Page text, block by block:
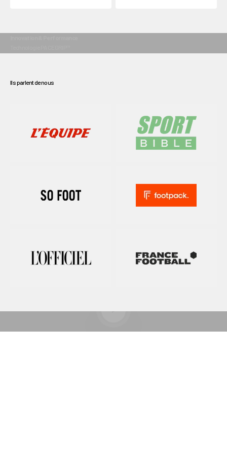
Ils parlent de nous